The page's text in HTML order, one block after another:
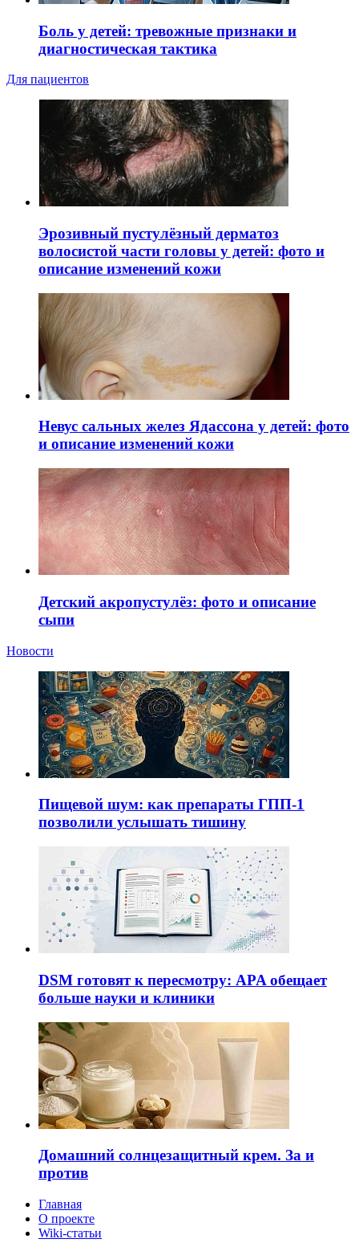
Боль у детей: тревожные признаки и
диагностическая тактика
Для пациентов
Эрозивный пустулёзный дерматоз
волосистой части головы у детей: фото и
описание изменений кожи
Невус сальных желез Ядассона у детей: фото
и описание изменений кожи
Детский акропустулёз: фото и описание
сыпи
Новости
Пищевой шум: как препараты ГПП-1
позволили услышать тишину
DSM готовят к пересмотру: APA обещает
больше науки и клиники
Домашний солнцезащитный крем. За и
против
Главная
О проекте
Wiki-статьи